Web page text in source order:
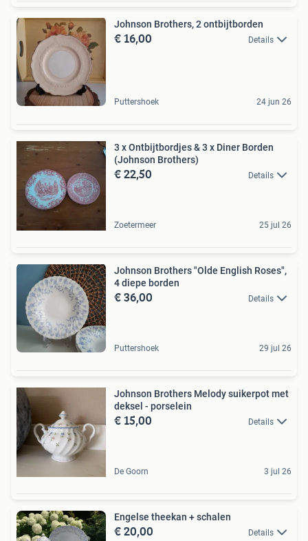
Johnson Brothers, 2 ontbijtborden
€ 16,00 Details
Puttershoek 24 jun 26
3 x Ontbijtbordjes & 3 x Diner Borden
(Johnson Brothers)
€ 22,50 Details
Zoetermeer 25 jul 26
Johnson Brothers "Olde English Roses",
4 diepe borden
€ 36,00 Details
Puttershoek 29 jul 26
Johnson Brothers Melody suikerpot met
deksel - porselein
€ 15,00 Details
De Goorn 3 jul 26
Engelse theekan + schalen
€ 20,00 Details